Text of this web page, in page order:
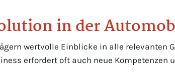
in der
wertvolle Einblicke in alle relevanten
erfordert oft auch neue Kompetenzen